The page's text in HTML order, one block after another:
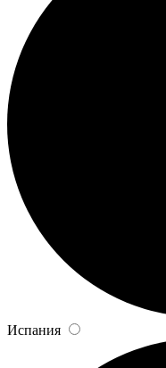
Испания